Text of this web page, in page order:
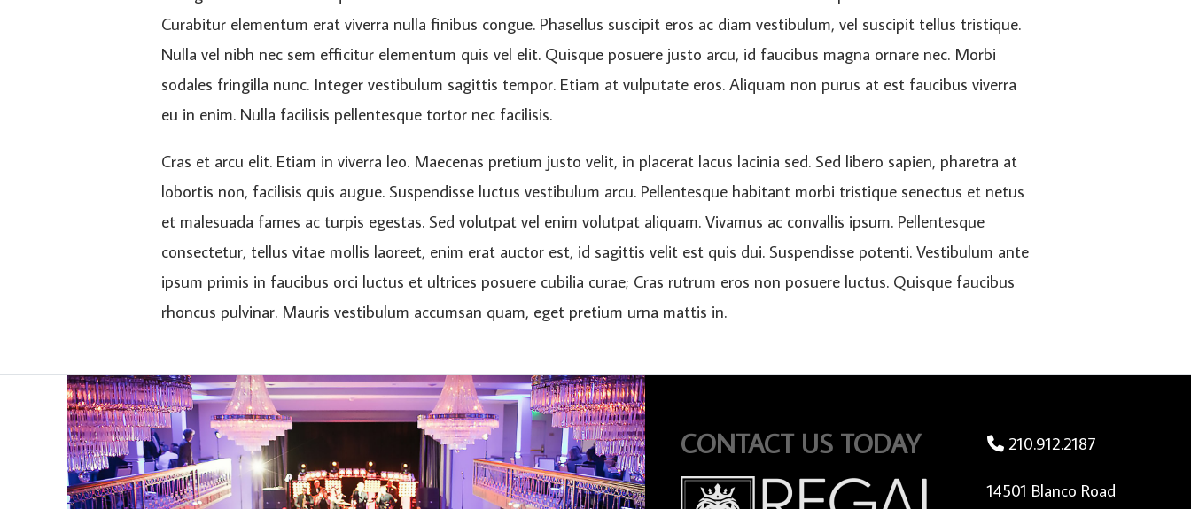
Curabitur elementum erat viverra nulla finibus congue. Phasellus suscipit eros ac diam vestibulum, vel suscipit tellus tristique.
Nulla vel nibh nec sem efficitur elementum quis vel elit. Quisque posuere justo arcu, id faucibus magna ornare nec. Morbi
sodales fringilla nunc. Integer vestibulum sagittis tempor. Etiam at vulputate eros. Aliquam non purus at est faucibus viverra
eu in enim. Nulla facilisis pellentesque tortor nec facilisis.
Cras et arcu elit. Etiam in viverra leo. Maecenas pretium justo velit, in placerat lacus lacinia sed. Sed libero sapien, pharetra at
lobortis non, facilisis quis augue. Suspendisse luctus vestibulum arcu. Pellentesque habitant morbi tristique senectus et netus
et malesuada fames ac turpis egestas. Sed volutpat vel enim volutpat aliquam. Vivamus ac convallis ipsum. Pellentesque
consectetur, tellus vitae mollis laoreet, enim erat auctor est, id sagittis velit est quis dui. Suspendisse potenti. Vestibulum ante
ipsum primis in faucibus orci luctus et ultrices posuere cubilia curae; Cras rutrum eros non posuere luctus. Quisque faucibus
rhoncus pulvinar. Mauris vestibulum accumsan quam, eget pretium urna mattis in.
CONTACT US TODAY 210.912.2187
14501 Blanco Road